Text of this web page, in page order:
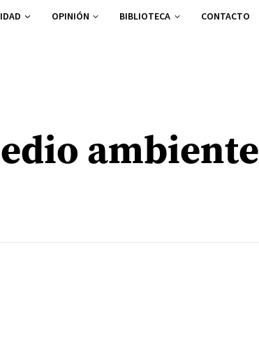
OPINIÓN BIBLIOTECA CONTACTO
ambiente